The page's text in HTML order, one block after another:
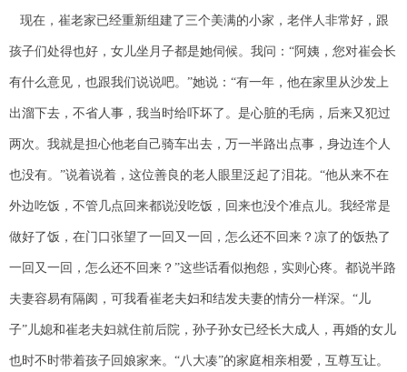
现在，崔老家已经重新组建了三个美满的小家，老伴人非常好，跟
孩子们处得也好，女儿坐月子都是她伺候。我问：“阿姨，您对崔会长
有什么意见，也跟我们说说吧。”她说：“有一年，他在家里从沙发上
出溜下去，不省人事，我当时给吓坏了。是心脏的毛病，后来又犯过
两次。我就是担心他老自己骑车出去，万一半路出点事，身边连个人
也没有。”说着说着，这位善良的老人眼里泛起了泪花。“他从来不在
外边吃饭，不管几点回来都说没吃饭，回来也没个准点儿。我经常是
做好了饭，在门口张望了一回又一回，怎么还不回来？凉了的饭热了
一回又一回，怎么还不回来？”这些话看似抱怨，实则心疼。都说半路
夫妻容易有隔阂，可我看崔老夫妇和结发夫妻的情分一样深。“儿
子”儿媳和崔老夫妇就住前后院，孙子孙女已经长大成人，再婚的女儿
也时不时带着孩子回娘家来。“八大凑”的家庭相亲相爱，互尊互让。